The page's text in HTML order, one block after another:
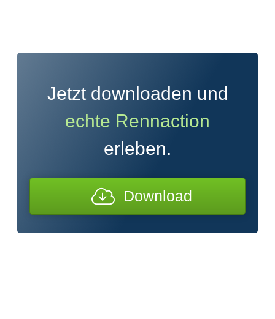
Jetzt downloaden und
echte Rennaction
erleben.
Download